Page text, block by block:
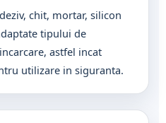
chit, mortar, silicon
tipului de
astfel incat
utilizare in siguranta.